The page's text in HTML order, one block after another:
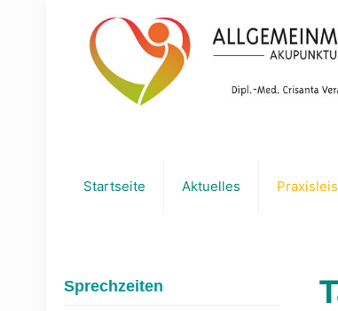
Startseite Aktuelles
Sprechzeiten